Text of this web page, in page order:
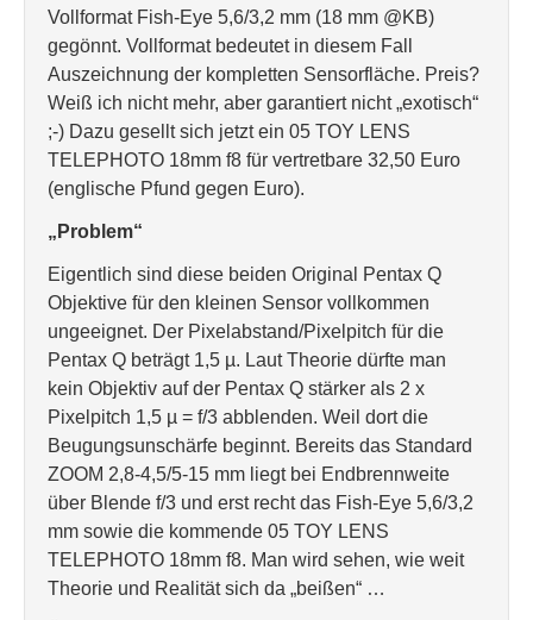
Vollformat Fish-Eye 5,6/3,2 mm (18 mm @KB)
gegönnt. Vollformat bedeutet in diesem Fall
Auszeichnung der kompletten Sensorfläche. Preis?
Weiß ich nicht mehr, aber garantiert nicht „exotisch“
;-) Dazu gesellt sich jetzt ein 05 TOY LENS
TELEPHOTO 18mm f8 für vertretbare 32,50 Euro
(englische Pfund gegen Euro).
„Problem“
Eigentlich sind diese beiden Original Pentax Q
Objektive für den kleinen Sensor vollkommen
ungeeignet. Der Pixelabstand/Pixelpitch für die
Pentax Q beträgt 1,5 µ. Laut Theorie dürfte man
kein Objektiv auf der Pentax Q stärker als 2 x
Pixelpitch 1,5 µ = f/3 abblenden. Weil dort die
Beugungsunschärfe beginnt. Bereits das Standard
ZOOM 2,8-4,5/5-15 mm liegt bei Endbrennweite
über Blende f/3 und erst recht das Fish-Eye 5,6/3,2
mm sowie die kommende 05 TOY LENS
TELEPHOTO 18mm f8. Man wird sehen, wie weit
Theorie und Realität sich da „beißen“ …